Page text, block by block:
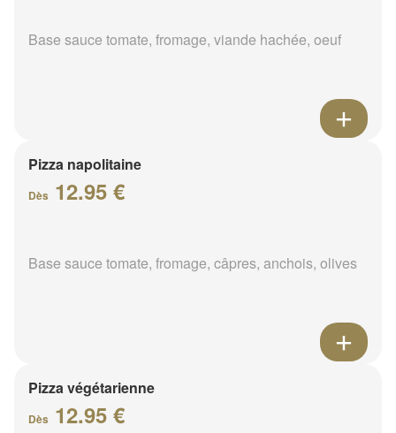
Base sauce tomate, fromage, viande hachée, oeuf
Pizza napolitaine
Dès 12.95 €
Base sauce tomate, fromage, câpres, anchois, olives
Pizza végétarienne
Dès 12.95 €